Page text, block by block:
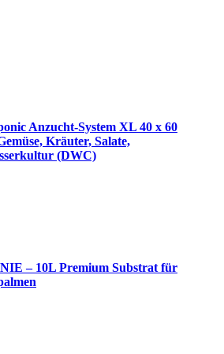
Anzucht-System XL 40 x 60
Kräuter, Salate,
(DWC)
– 10L Premium Substrat für